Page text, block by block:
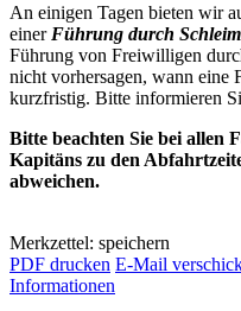
An einigen Tagen bieten wir
einer Führung durch
Führung von Freiwilligen
nicht vorhersagen, wann eine
kurzfristig. Bitte informieren
Bitte beachten Sie bei allen
Kapitäns zu den
abweichen.
Merkzettel: speichern
PDF drucken E-Mail
Informationen